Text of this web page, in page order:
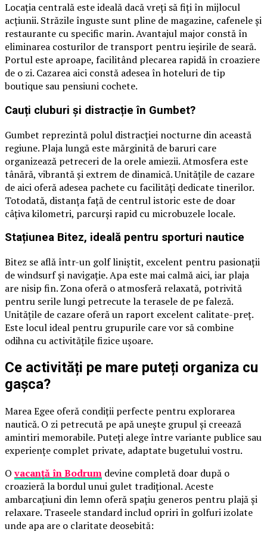
Locația centrală este ideală dacă vreți să fiți în mijlocul
acțiunii. Străzile înguste sunt pline de magazine, cafenele și
restaurante cu specific marin. Avantajul major constă în
eliminarea costurilor de transport pentru ieșirile de seară.
Portul este aproape, facilitând plecarea rapidă în croaziere
de o zi. Cazarea aici constă adesea în hoteluri de tip
boutique sau pensiuni cochete.
Cauți cluburi și distracție în Gumbet?
Gumbet reprezintă polul distracției nocturne din această
regiune. Plaja lungă este mărginită de baruri care
organizează petreceri de la orele amiezii. Atmosfera este
tânără, vibrantă și extrem de dinamică. Unitățile de cazare
de aici oferă adesea pachete cu facilități dedicate tinerilor.
Totodată, distanța față de centrul istoric este de doar
câțiva kilometri, parcurși rapid cu microbuzele locale.
Stațiunea Bitez, ideală pentru sporturi nautice
Bitez se află într-un golf liniștit, excelent pentru pasionații
de windsurf și navigație. Apa este mai calmă aici, iar plaja
are nisip fin. Zona oferă o atmosferă relaxată, potrivită
pentru serile lungi petrecute la terasele de pe faleză.
Unitățile de cazare oferă un raport excelent calitate-preț.
Este locul ideal pentru grupurile care vor să combine
odihna cu activitățile fizice ușoare.
Ce activități pe mare puteți organiza cu
gașca?
Marea Egee oferă condiții perfecte pentru explorarea
nautică. O zi petrecută pe apă unește grupul și creează
amintiri memorabile. Puteți alege între variante publice sau
experiențe complet private, adaptate bugetului vostru.
Ovacanță în Bodrum devine completă doar după o
croazieră la bordul unui gulet tradițional. Aceste
ambarcațiuni din lemn oferă spațiu generos pentru plajă și
relaxare. Traseele standard includ opriri în golfuri izolate
unde apa are o claritate deosebită: